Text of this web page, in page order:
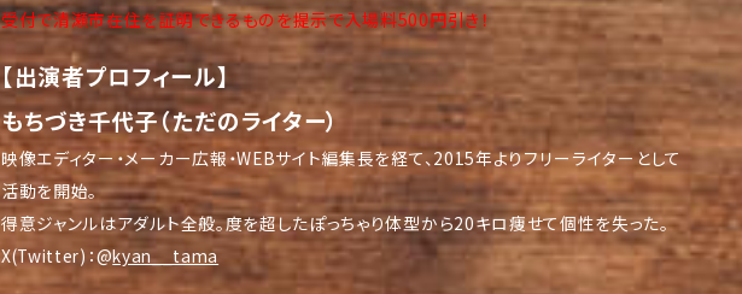
受付で清瀬市在住を証明できるものを提示で入場料500円引き！
【出演者プロフィール】
もちづき千代子（ただのライター）
映像エディター・メーカー広報・WEBサイト編集長を経て、2015年よりフリーライターとして
活動を開始。
得意ジャンルはアダルト全般。度を超したぽっちゃり体型から20キロ痩せて個性を失った。
X(Twitter)：@kyan__tama